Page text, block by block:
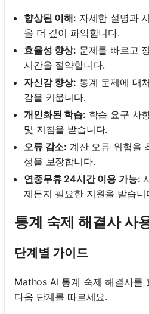
향상된 이해: 자세한 설명과
을 더 깊이 파악합니다.
효율성 향상: 문제를 빠르고
시간을 절약합니다.
자신감 향상: 통계 문제에 대
감을 키웁니다.
개인화된 학습: 학습 요구 사
및 지침을 받습니다.
오류 감소: 계산 오류 위험을
성을 보장합니다.
연중무휴 24시간 이용 가능:
제든지 필요한 지원을 받습니
통계 숙제 해결사 사
단계별 가이드
Mathos AI 통계 숙제 해결사를
다음 단계를 따르세요.